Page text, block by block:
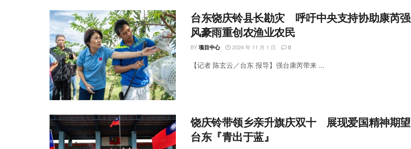
台东饶庆铃县长勘灾 呼吁中央支持协助康芮强
风豪雨重创农渔业农民
BY 项目中心 2024 年 11 月 1 日 0
【记者 陈玄云／台东 报导】强台康芮带来 ...
饶庆铃带领乡亲升旗庆双十 展现爱国精神期望
台东『青出于蓝』